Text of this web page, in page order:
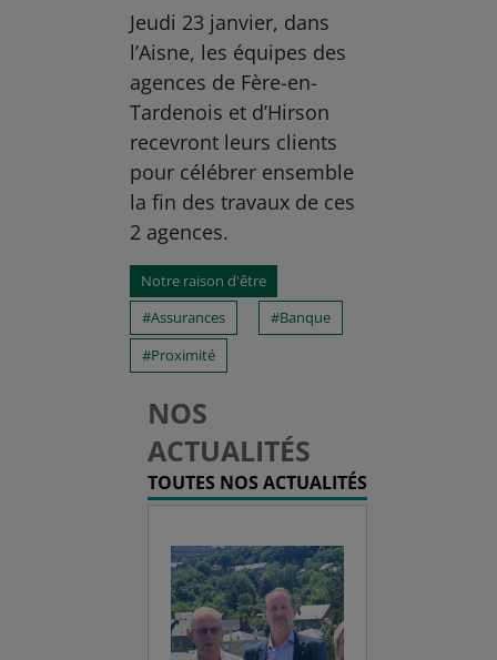
Jeudi 23 janvier, dans
l’Aisne, les équipes des
agences de Fère-en-
Tardenois et d’Hirson
recevront leurs clients
pour célébrer ensemble
la fin des travaux de ces
2 agences.
Notre raison d'être
Assurances
Banque
Proximité
NOS
ACTUALITÉS
TOUTES NOS ACTUALITÉS